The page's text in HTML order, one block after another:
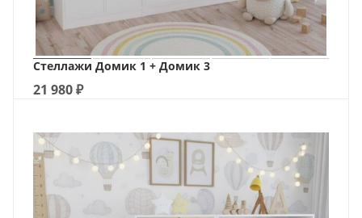
Стеллажи Домик 1 + Домик 3
21 980₽